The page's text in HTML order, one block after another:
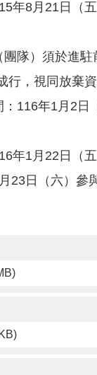
年8月21日（
團隊）須於進
行，視同放棄資
116年1月2日
年1月22日（
23日（六）參